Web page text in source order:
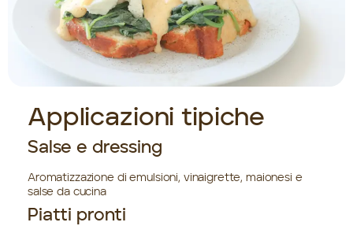
Applicazioni tipiche
Salse e dressing
Aromatizzazione di emulsioni, vinaigrette, maionesi e
salse da cucina
Piatti pronti